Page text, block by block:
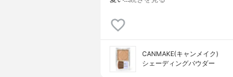
CANMAKE(キャンメイク)
シェーディングパウダー